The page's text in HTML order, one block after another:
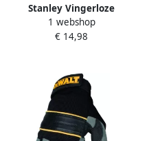
Stanley Vingerloze
Performance Handschoen |
SY640L EU
1 webshop
€ 14,98